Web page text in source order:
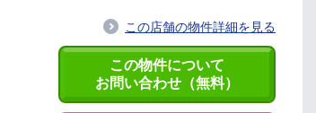
この店舗の物件詳細を見る
この物件について
お問い合わせ（無料）